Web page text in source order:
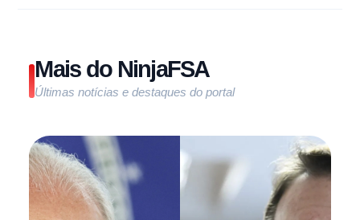
Mais do NinjaFSA
Últimas notícias e destaques do portal